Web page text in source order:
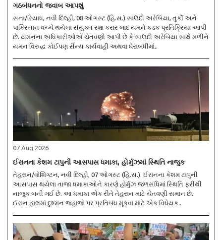
ગઠબંધનનો જવાબ આપશું
સના/રિયાધ, નવી દિલ્હી, 08 ઓગસ્ટ (હિ.સ.) સાઉદી અરેબિયા, તુર્કી અને
પાકિસ્તાન વચ્ચે થયેલા સંયુક્ત રક્ષા કરાર બાદ યમને કડક પ્રતિક્રિયા આપી
છે. યમનના અધિકારીઓએ ચેતવણી આપી છે કે સાઉદી અરેબિયા સાથે મળીને
યમન વિરુદ્ધ કોઈપણ સૈન્ય કાર્યવાહી અથવા ઘેરાબંધીમાં..
07 Aug 2026
ઈરાનના કેશમ ટાપુની આસપાસ ધમાકા, હોર્મુઝમાં સ્થિતિ નાજુક
તેહરાન/વોશિંગ્ટન, નવી દિલ્હી, 07 ઓગસ્ટ (હિ.સ.). ઈરાનના કેશમ ટાપુની
આસપાસ થયેલા તાજા ધમાકાઓને કારણે હોર્મુઝ જળસંધિમાં સ્થિતિ ફરીથી
નાજુક બની ગઈ છે. આ ધમાકા એક રીતે તેહરાન માટે ચેતવણી સમાન છે.
ઈરાન હાલમાં દુશ્મન જહાજો પર પ્રતિબંધ મૂકવા માટે એક વિધેયક..